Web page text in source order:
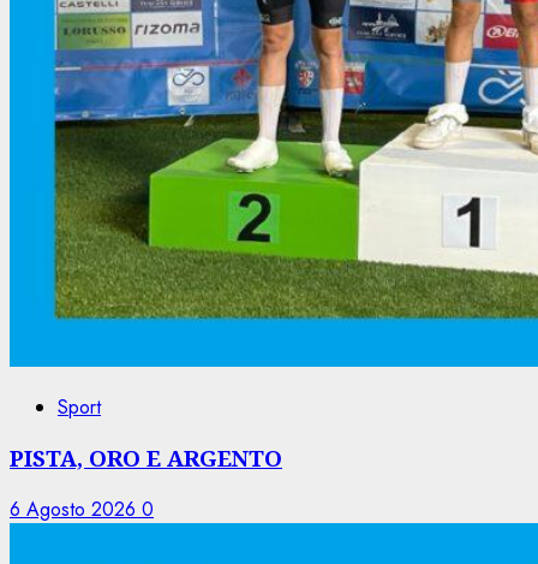
Sport
PISTA, ORO E ARGENTO
6 Agosto 2026 0